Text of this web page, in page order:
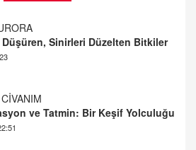
ve Tatmin: Bir Keşif Yolculuğu
Tahminleri | 21 Aralık